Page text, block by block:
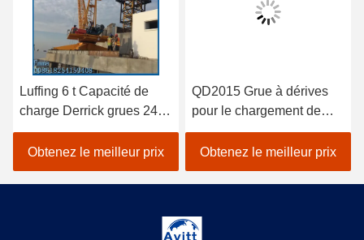
Luffing 6 t Capacité de
charge Derrick grues 24m
Boom longueur pour
150m hauteur
Obtenez le meilleur prix
QD2015 Grue à dérives
pour le chargement de
matériaux ou le
démontage de grues à
tour intérieure
Obtenez le meilleur prix